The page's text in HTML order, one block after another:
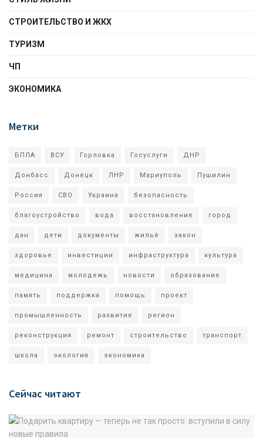
СТРОИТЕЛЬСТВО И ЖКХ
ТУРИЗМ
ЧП
ЭКОНОМИКА
Метки
БПЛА ВСУ Горловка Госуслуги ДНР
Донбасс Донецк ЛНР Мариуполь Пушилин
Россия СВО Украина безопасность
благоустройство вода восстановление город
дан дети документы жильё закон
здоровье инвестиции инфраструктура культура
медицина молодежь новости образование
память поддержка помощь проект
промышленность развитие регион
реконструкция ремонт строительство транспорт
школа экология экономика
Сейчас читают